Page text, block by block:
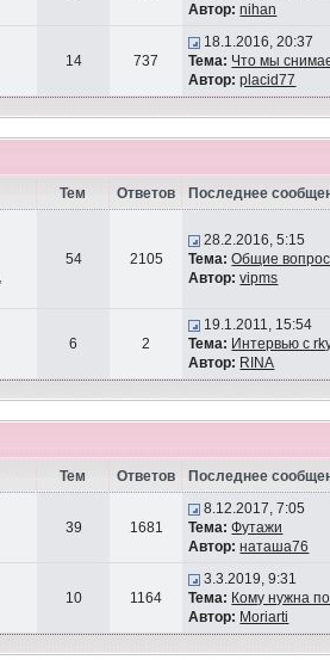
Автор: nihan
14 737
18.1.2016, 20:37
Тема: Что мы
Автор: placid77
Тем Ответов
Последнее
54 2105
28.2.2016, 5:15
Тема: Общие
Автор: vipms
6 2
19.1.2011, 15:54
Тема: Интервью с
Автор: RINA
Тем Ответов Последнее
39 1681
8.12.2017, 7:05
Тема: Футажи
Автор: наташа76
10 1164
3.3.2019, 9:31
Тема: Кому нужна
Автор: Moriarti